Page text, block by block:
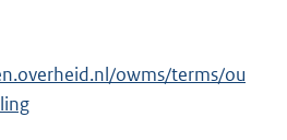
owms/terms/ou